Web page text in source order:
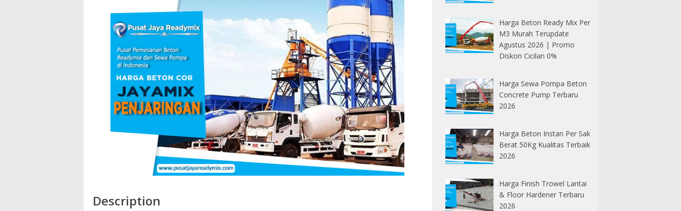
Description
Harga Beton Ready Mix Per
M3 Murah Terupdate
Agustus 2026 | Promo
Diskon Cicilan 0%
Harga Sewa Pompa Beton
Concrete Pump Terbaru
2026
Harga Beton Instan Per Sak
Berat 50Kg Kualitas Terbaik
2026
Harga Finish Trowel Lantai
& Floor Hardener Terbaru
2026